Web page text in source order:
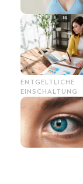
ENTGELTLICHE
EINSCHALTUNG